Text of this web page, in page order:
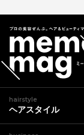
hairstyle
ヘアスタイル